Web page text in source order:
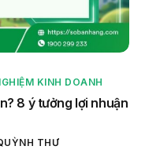
KINH DOANH
8 ý tưởng lợi nhuận
THƯ